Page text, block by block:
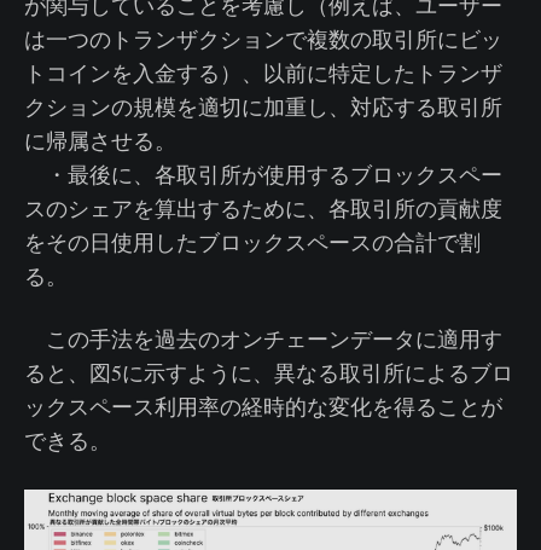
は一つのトランザクションで複数の取引所にビッ
トコインを入金する）、以前に特定したトランザ
クションの規模を適切に加重し、対応する取引所
に帰属させる。
・最後に、各取引所が使用するブロックスペー
スのシェアを算出するために、各取引所の貢献度
をその日使用したブロックスペースの合計で割
る。
この手法を過去のオンチェーンデータに適用す
ると、図5に示すように、異なる取引所によるブロ
ックスペース利用率の経時的な変化を得ることが
できる。